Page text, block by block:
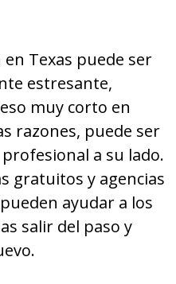
en Texas puede ser
estresante,
muy corto en
razones, puede ser
a su lado.
gratuitos y agencias
ayudar a los
salir del paso y